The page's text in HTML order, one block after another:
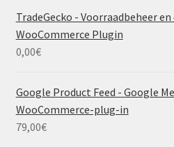
TradeGecko - Voorraadbeheer
WooCommerce Plugin
0,00€
Google Product Feed - Google
WooCommerce-plug-in
79,00€